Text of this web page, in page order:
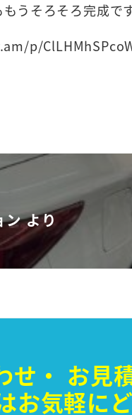
うそろそろ完成で
p/
ン より
せ・ お見
お気軽に